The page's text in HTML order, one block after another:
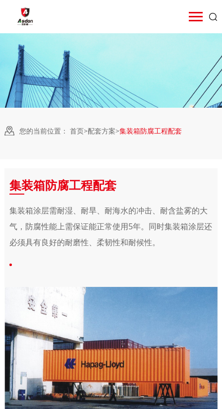
您的当前位置： 首页>配套方案>集装箱防腐工程配套
集装箱防腐工程配套
集装箱涂层需耐湿、耐旱、耐海水的冲击、耐含盐雾的大
气，防腐性能上需保证能正常使用5年。同时集装箱涂层还
必须具有良好的耐磨性、柔韧性和耐候性。